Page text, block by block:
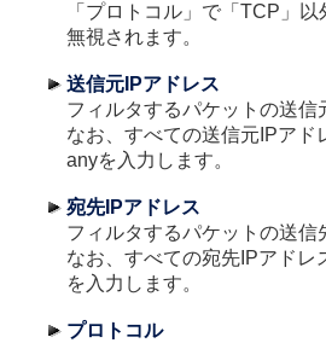
「プロトコル」で「TCP」
無視されます。
送信元IPアドレス
フィルタするパケットの送
なお、すべての送信元IPア
anyを入力します。
宛先IPアドレス
フィルタするパケットの送
なお、すべての宛先IPアド
を入力します。
プロトコル